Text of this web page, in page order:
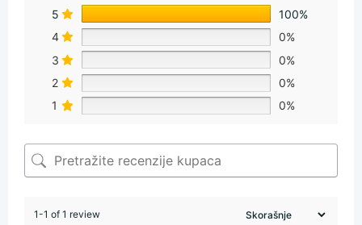
5
100%
4
0%
3
0%
2
0%
1
0%
1-1 of 1 review